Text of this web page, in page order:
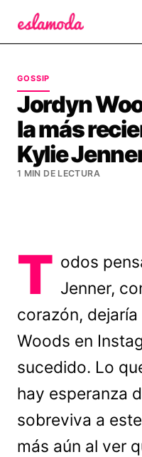
GOSSIP
Jordyn
la más
Kylie
1 MIN DE LECTURA
T odos
Jenner,
corazón,
Woods en
sucedido. Lo
hay esperanza
sobreviva a
más aún al ver